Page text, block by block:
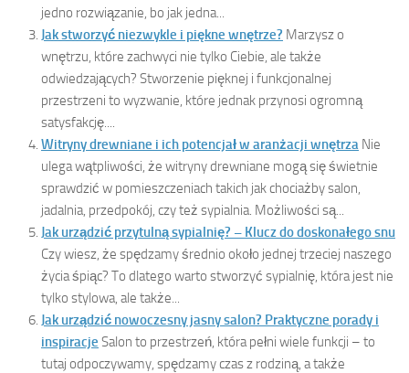
jedno rozwiązanie, bo jak jedna...
Jak stworzyć niezwykle i piękne wnętrze? Marzysz o
wnętrzu, które zachwyci nie tylko Ciebie, ale także
odwiedzających? Stworzenie pięknej i funkcjonalnej
przestrzeni to wyzwanie, które jednak przynosi ogromną
satysfakcję....
Witryny drewniane i ich potencjał w aranżacji wnętrza Nie
ulega wątpliwości, że witryny drewniane mogą się świetnie
sprawdzić w pomieszczeniach takich jak chociażby salon,
jadalnia, przedpokój, czy też sypialnia. Możliwości są...
Jak urządzić przytulną sypialnię? – Klucz do doskonałego snu
Czy wiesz, że spędzamy średnio około jednej trzeciej naszego
życia śpiąc? To dlatego warto stworzyć sypialnię, która jest nie
tylko stylowa, ale także...
Jak urządzić nowoczesny jasny salon? Praktyczne porady i
inspiracje Salon to przestrzeń, która pełni wiele funkcji – to
tutaj odpoczywamy, spędzamy czas z rodziną, a także